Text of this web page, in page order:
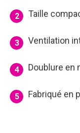
2 Taille
3 Ventilation
4 Doublure en
5 Fabriqué en